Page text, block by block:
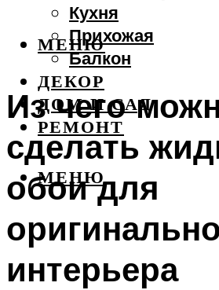
Кухня
Прихожая
Балкон
ДЕКОР
ДОМ И САД
РЕМОНТ
МЕНЮ
МЕНЮ
Из чего
сделать
обои для
интерьера